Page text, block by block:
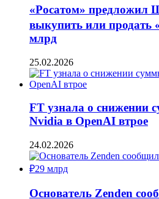
«Росатом» предложил
выкупить или продать
млрд
25.02.2026
FT узнала о снижении
Nvidia в OpenAI втрое
24.02.2026
Основатель Zenden